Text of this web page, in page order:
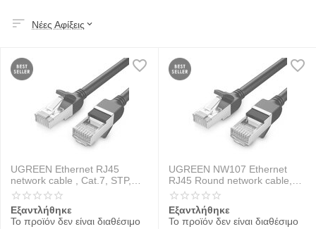
Νέες Αφίξεις
UGREEN Ethernet RJ45
network cable , Cat.7, STP,
15m (Black)
Εξαντλήθηκε
Το προϊόν δεν είναι διαθέσιμο
UGREEN NW107 Ethernet
RJ45 Round network cable,
Cat.7, STP, 2m (Black)
Εξαντλήθηκε
Το προϊόν δεν είναι διαθέσιμο